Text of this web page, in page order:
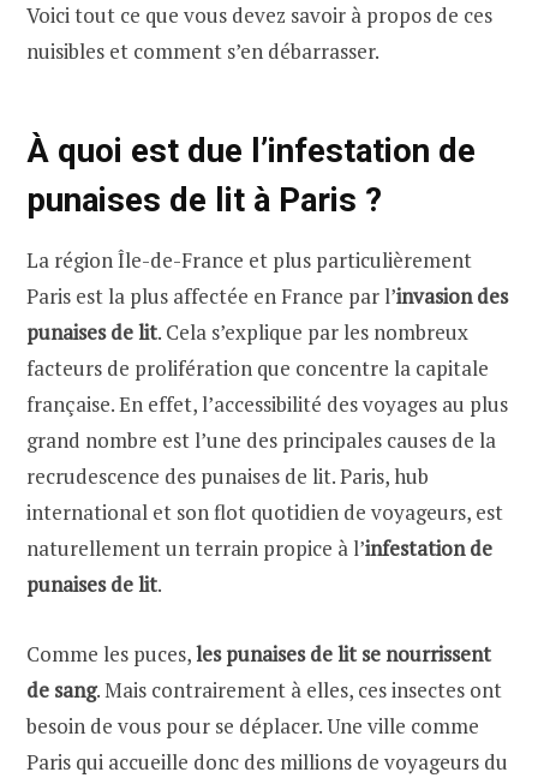
Voici tout ce que vous devez savoir à propos de ces
nuisibles et comment s’en débarrasser.
À quoi est due l’infestation de
punaises de lit à Paris ?
La région Île-de-France et plus particulièrement
Paris est la plus affectée en France par l’invasion des
punaises de lit. Cela s’explique par les nombreux
facteurs de prolifération que concentre la capitale
française. En effet, l’accessibilité des voyages au plus
grand nombre est l’une des principales causes de la
recrudescence des punaises de lit. Paris, hub
international et son flot quotidien de voyageurs, est
naturellement un terrain propice à l’infestation de
punaises de lit.
Comme les puces,les punaises de lit se nourrissent
de sang. Mais contrairement à elles, ces insectes ont
besoin de vous pour se déplacer. Une ville comme
Paris qui accueille donc des millions de voyageurs du